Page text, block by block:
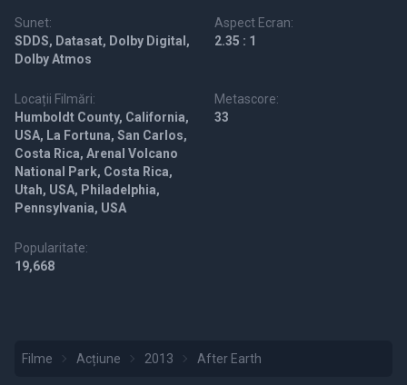
Sunet:
SDDS, Datasat, Dolby Digital,
Dolby Atmos
Aspect Ecran:
2.35 : 1
Locații Filmări:
Humboldt County, California,
USA, La Fortuna, San Carlos,
Costa Rica, Arenal Volcano
National Park, Costa Rica,
Utah, USA, Philadelphia,
Pennsylvania, USA
Metascore:
33
Popularitate:
19,668
Filme Acțiune 2013 After Earth